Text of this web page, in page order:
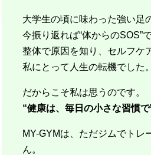
大学生の頃に味わった強い足
今振り返れば“体からのSOS”
整体で原因を知り、セルフケ
私にとって人生の転機でした。
だからこそ私は思うのです。
“健康は、毎日の小さな習慣
MY-GYMは、ただジムでトレ
ん。